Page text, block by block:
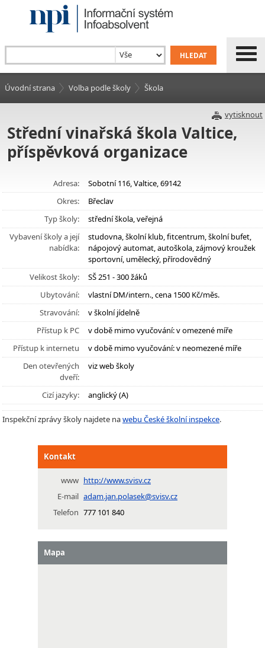
Úvodní strana Volba podle školy Škola
vytisknout
Střední vinařská škola Valtice,
příspěvková organizace
Adresa:
Sobotní 116, Valtice, 69142
Okres:
Břeclav
Typ školy:
střední škola, veřejná
Vybavení školy a její
nabídka:
studovna, školní klub, fitcentrum, školní bufet,
nápojový automat, autoškola, zájmový kroužek
sportovní, umělecký, přírodovědný
Velikost školy:
SŠ 251 - 300 žáků
Ubytování:
vlastní DM/intern., cena 1500 Kč/měs.
Stravování:
v školní jídelně
Přístup k PC
v době mimo vyučování: v omezené míře
Přístup k internetu
v době mimo vyučování: v neomezené míře
Den otevřených
dveří:
viz web školy
Cizí jazyky: anglický (A)
Inspekční zprávy školy najdete nawebu České školní inspekce.
Kontakt
www http://www.svisv.cz
E-mail adam.jan.polasek@svisv.cz
Telefon 777 101 840
Mapa